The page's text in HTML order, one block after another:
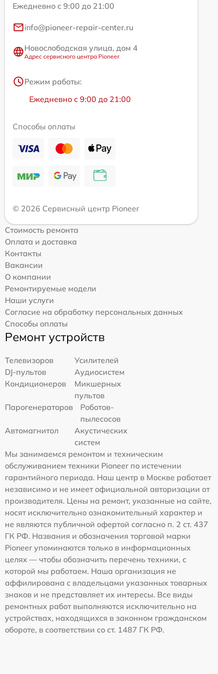
Ежедневно с 9:00 до 21:00
info@pioneer-repair-center.ru
Новослободская улица, дом 4
Адрес сервисного центра Pioneer
Режим работы:
Ежедневно с 9:00 до 21:00
Способы оплаты
© 2026 Сервисный центр Pioneer
Стоимость ремонта
Оплата и доставка
Контакты
Вакансии
О компании
Ремонтируемые модели
Наши услуги
Согласие на обработку персональных данных
Способы оплаты
Ремонт устройств
Телевизоров
Усилителей
DJ-пультов
Аудиосистем
Кондиционеров
Микшерных
пультов
Парогенераторов
Роботов-
пылесосов
Автомагнитол
Акустических
систем
Мы занимаемся ремонтом и техническим
обслуживанием техники Pioneer по истечении
гарантийного периода. Наш центр в Москве работает
независимо и не имеет официальной авторизации от
производителя. Цены на ремонт, указанные на сайте,
носят исключительно ознакомительный характер и
не являются публичной офертой согласно п. 2 ст. 437
ГК РФ. Названия и обозначения торговой марки
Pioneer упоминаются только в информационных
целях — чтобы обозначить перечень техники, с
которой мы работаем. Наша организация не
аффилирована с владельцами указанных товарных
знаков и не представляет их интересы. Все виды
ремонтных работ выполняются исключительно на
устройствах, находящихся в законном гражданском
обороте, в соответствии со ст. 1487 ГК РФ.